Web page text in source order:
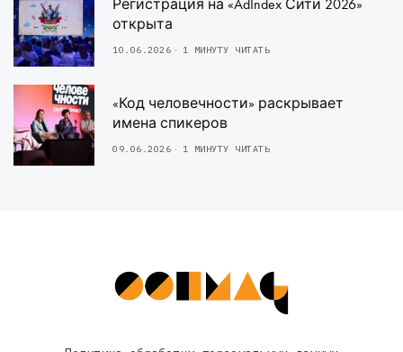
Регистрация на «AdIndex Сити 2026»
открыта
10.06.2026 1 МИНУТУ ЧИТАТЬ
«Код человечности» раскрывает
имена спикеров
09.06.2026 1 МИНУТУ ЧИТАТЬ